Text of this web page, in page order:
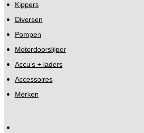
Kippers
Diversen
Pompen
Motordoorslijper
Accu’s + laders
Accessoires
Merken